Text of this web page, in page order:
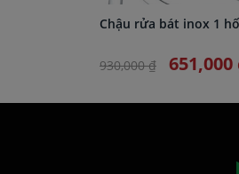
Chậu rửa bát inox 1
930,000 ₫ 651,000